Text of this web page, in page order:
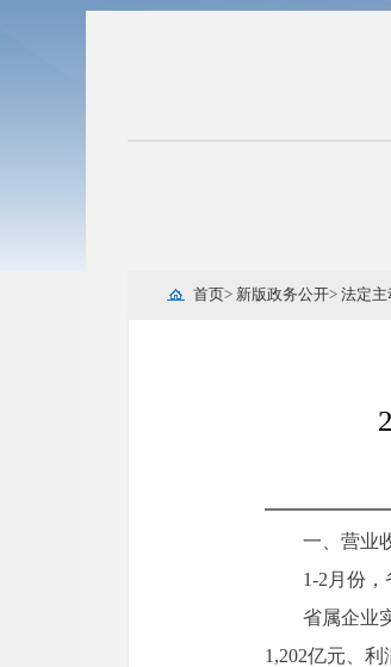
首页> 新版政务公开> 法定主
一、营业
1-2月份，
省属企业
1,202亿元、利